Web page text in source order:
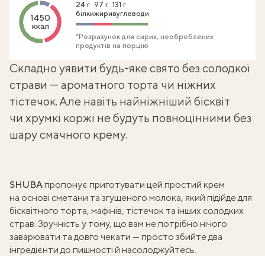
1450
ккал
24 г
білки
97 г
жири
131 г
вуглеводи
*Розрахунок для сирих, необроблених
продуктів на порцію
Складно уявити будь-яке свято без солодкої
страви — ароматного торта чи ніжних
тістечок. Але навіть найніжніший бісквіт
чи хрумкі коржі не будуть повноцінними без
шару смачного крему.
SHUBAпропонує приготувати цей простий крем
на основі сметани та згущеного молока, який підійде для
бісквітного торта, мафінів, тістечок та інших солодких
страв. Зручність у тому, що вам не потрібно нічого
заварювати та довго чекати — просто збийте два
інгредієнти до пишності й насолоджуйтесь.